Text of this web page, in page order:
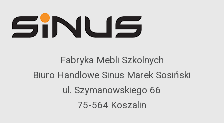
Fabryka Mebli Szkolnych
Biuro Handlowe Sinus Marek Sosiński
ul. Szymanowskiego 66
75-564 Koszalin